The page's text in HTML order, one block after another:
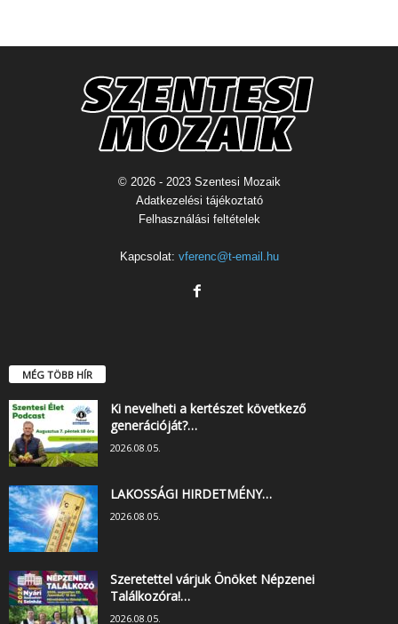
© 2026 - 2023 Szentesi Mozaik
Adatkezelési tájékoztató
Felhasználási feltételek
Kapcsolat: vferenc@t-email.hu
MÉG TÖBB HÍR
Ki nevelheti a kertészet következő
generációját?…
2026.08.05.
LAKOSSÁGI HIRDETMÉNY…
2026.08.05.
Szeretettel várjuk Önöket Népzenei
Találkozóra!…
2026.08.05.